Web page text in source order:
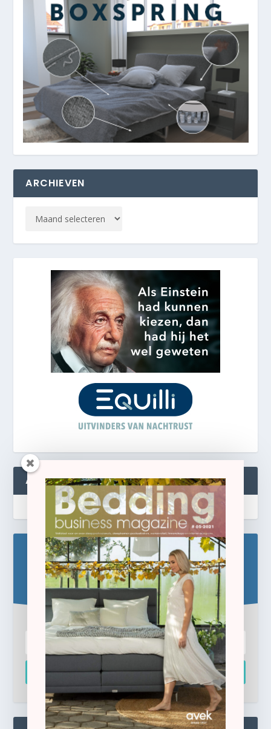
ARCHIEVEN
ABONNEREN
Blijf op de hoogte!
Schrijf u hier in voor de gratis e-newsletter.
Inschrijven